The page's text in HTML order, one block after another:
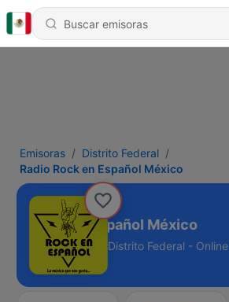
Emisoras
Distrito Federal
Radio Rock en Español México
Rock en Español México
Distrito Federal - Online